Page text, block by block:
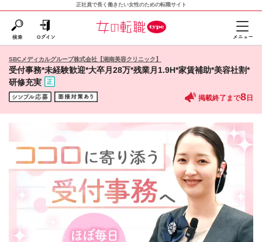
正社員で長く働きたい女性のための転職サイト
SBCメディカルグループ株式会社【湘南美容クリニック】
受付事務*未経験歓迎*大卒月28万*残業月1.9H*家賃補助*美容社割*
研修充実
掲載終了まで8 日